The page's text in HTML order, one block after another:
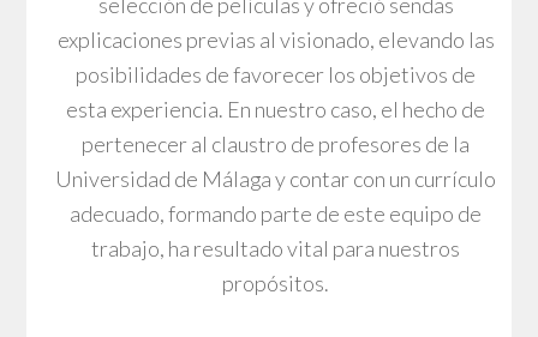
explicaciones previas al visionado, elevando las
posibilidades de favorecer los objetivos de
esta experiencia. En nuestro caso, el hecho de
pertenecer al claustro de profesores de la
Universidad de Málaga y contar con un currículo
adecuado, formando parte de este equipo de
trabajo, ha resultado vital para nuestros
propósitos.